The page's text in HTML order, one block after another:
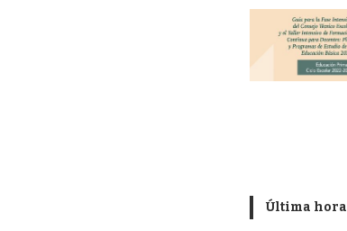
Última hora